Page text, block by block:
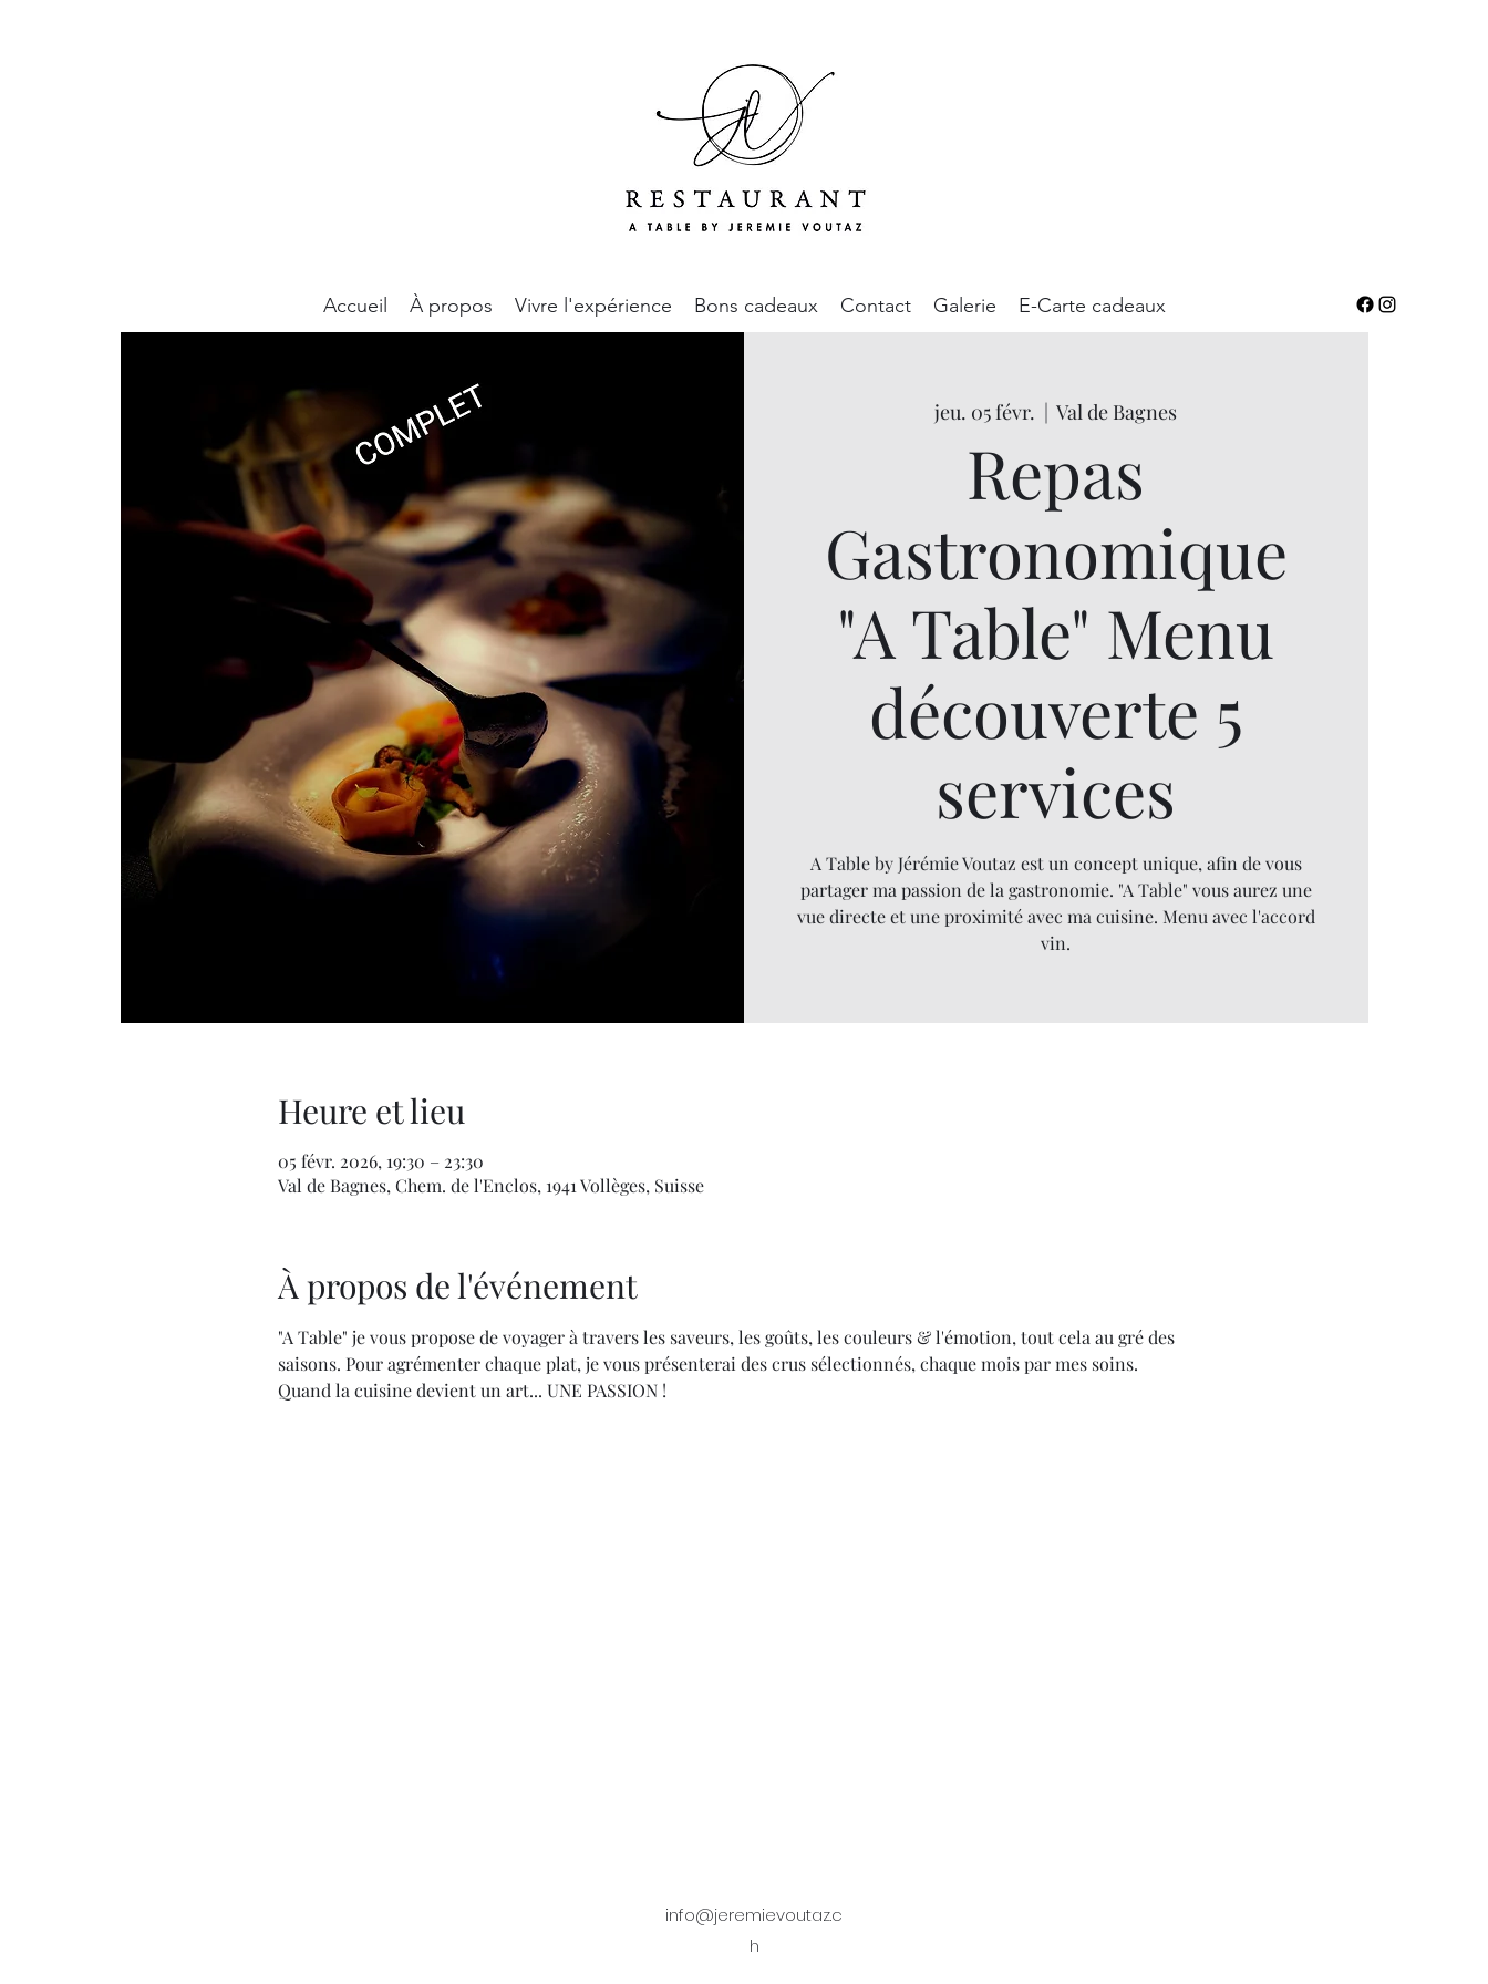
Accueil À propos Vivre l'expérience Bons cadeaux Contact Galerie E-Carte cadeaux
jeu. 05 févr.
  |
Val de Bagnes
Repas
Gastronomique
"A Table" Menu
découverte 5
services
A Table by Jérémie Voutaz est un concept unique, afin de vous
partager ma passion de la gastronomie. "A Table" vous aurez une
vue directe et une proximité avec ma cuisine. Menu avec l'accord
vin.
Heure et lieu
05 févr. 2026, 19:30 – 23:30
Val de Bagnes, Chem. de l'Enclos, 1941 Vollèges, Suisse
À propos de l'événement
"A Table" je vous propose de voyager à travers les saveurs, les goûts, les couleurs & l'émotion, tout cela au gré des
saisons. Pour agrémenter chaque plat, je vous présenterai des crus sélectionnés, chaque mois par mes soins.
Quand la cuisine devient un art... UNE PASSION !
info@jeremievoutaz.c
h